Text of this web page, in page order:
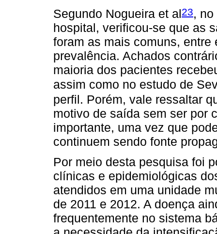
Segundo Nogueira et al23,
hospital, verificou-se que as
foram as mais comuns,
prevalência. Achados
maioria dos pacientes
assim como no estudo de
perfil. Porém, vale ressaltar
motivo de saída sem ser por
importante, uma vez que
continuem sendo fonte
Por meio desta pesquisa foi
clínicas e epidemiológicas
atendidos em uma unidade
de 2011 e 2012. A doença
frequentemente no sistema